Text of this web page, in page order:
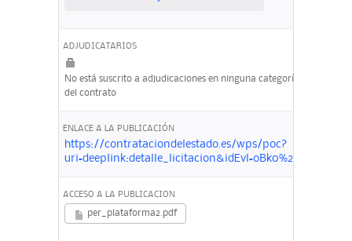
ADJUDICATARIOS
No está suscrito a adjudicaciones en ninguna categoría
del contrato
ENLACE A LA PUBLICACIÓN
https://contrataciondelestado.es/wps/poc?
ACCESO A LA PUBLICACION
per_plataforma2.pdf